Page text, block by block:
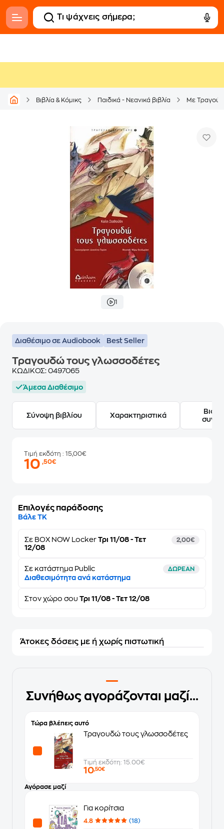
Βιβλία & Κόμικς Παιδικά - Νεανικά βιβλία Με
1
Διαθέσιμο σε Audiobook Best Seller
Τραγουδώ τους γλωσσοδέτες
ΚΩΔΙΚΟΣ: 0497065
Άμεσα Διαθέσιμο
Σύνοψη βιβλίου Χαρακτηριστικά
Τιμή εκδότη : 15,00€
10,50€
Επιλογές παράδοσης
Βάλε ΤΚ
Σε BOX NOW Locker Τρι 11/08 - Τετ
12/08
2,00€
Σε κατάστημα Public ΔΩΡΕΑΝ
Διαθεσιμότητα ανά κατάστημα
Στον χώρο σου Τρι 11/08 - Τετ 12/08
Άτοκες δόσεις με ή χωρίς πιστωτική
Συνήθως αγοράζονται μαζί...
Τώρα βλέπεις αυτό
Τραγουδώ τους γλωσσοδέτες
Τιμή εκδότη: 15.00€
10,50€
Αγόρασε μαζί
Για κορίτσια
4.8
(18)